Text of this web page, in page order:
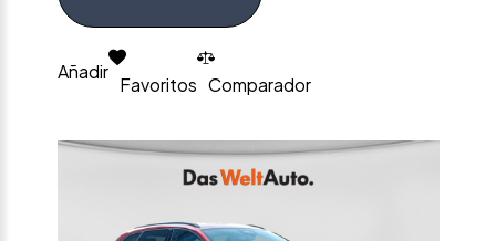
Añadir
Favoritos Comparador